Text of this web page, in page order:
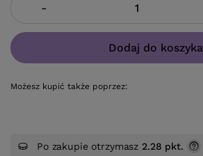
-
Dodaj do koszyka
Możesz kupić także poprzez:
Po zakupie otrzymasz 2.28 pkt.